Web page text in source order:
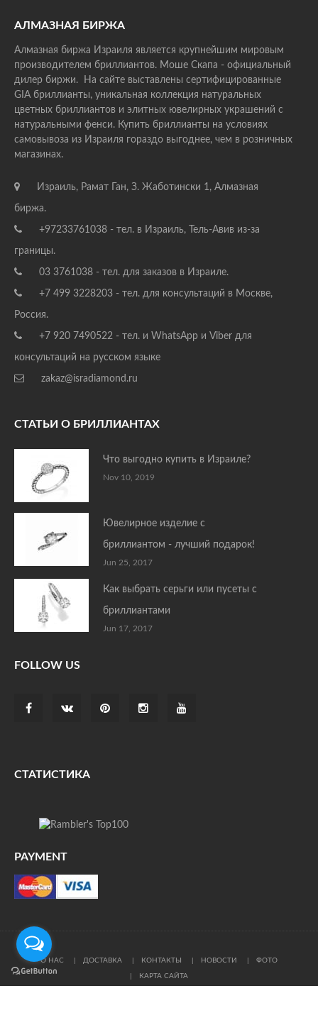
АЛМАЗНАЯ БИРЖА
Алмазная биржа Израиля является крупнейшим мировым
производителем бриллиантов. Моше Скапа - официальный
дилер биржи. На сайте выставлены сертифицированные
GIA бриллианты, уникальная коллекция натуральных
цветных бриллиантов и элитных ювелирных украшений с
натуральными фенси. Купить бриллианты на условиях
самовывоза из Израиля гораздо выгоднее, чем в розничных
магазинах.
Израиль, Рамат Ган, З. Жаботински 1, Алмазная
биржа.
+97233761038 - тел. в Израиль, Тель-Авив из-за
границы.
03 3761038 - тел. для заказов в Израиле.
+7 499 3228203 - тел. для консультаций в Москве,
Россия.
+7 920 7490522 - тел. и WhatsApp и Viber для
консультаций на русском языке
zakaz@isradiamond.ru
СТАТЬИ О БРИЛЛИАНТАХ
Что выгодно купить в Израиле?
Nov 10, 2019
Ювелирное изделие с
бриллиантом - лучший подарок!
Jun 25, 2017
Как выбрать серьги или пусеты с
бриллиантами
Jun 17, 2017
FOLLOW US
СТАТИСТИКА
PAYMENT
О НАС ДОСТАВКА КОНТАКТЫ НОВОСТИ ФОТО
КАРТА САЙТА